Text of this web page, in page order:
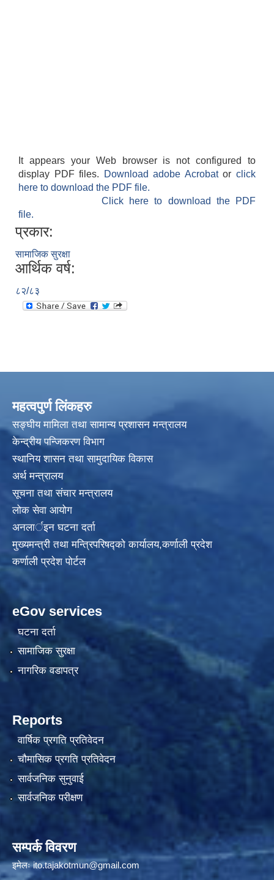
It appears your Web browser is not configured to
display PDF files.
Download adobe Acrobatorclick
here to download the PDF file.
Click here to download the PDF
file.
प्रकार:
सामाजिक सुरक्षा
आर्थिक वर्ष:
८२/८३
महत्वपुर्ण लिंकहरु
सङ्घीय मामिला तथा सामान्य प्रशासन मन्त्रालय
केन्द्रीय पन्जिकरण विभाग
स्थानिय शासन तथा सामुदायिक विकास
अर्थ मन्त्रालय
सूचना तथा संचार मन्त्रालय
लोक सेवा आयोग
अनलार्इन घटना दर्ता
मुख्यमन्त्री तथा मन्त्रिपरिषद्को कार्यालय,कर्णाली प्रदेश
कर्णाली प्रदेश पोर्टल
eGov services
घटना दर्ता
सामाजिक सुरक्षा
नागरिक वडापत्र
Reports
वार्षिक प्रगति प्रतिवेदन
चौमासिक प्रगति प्रतिवेदन
सार्वजनिक सुनुवाई
सार्वजनिक परीक्षण
सम्पर्क विवरण
इमेलःito.tajakotmun@gmail.com